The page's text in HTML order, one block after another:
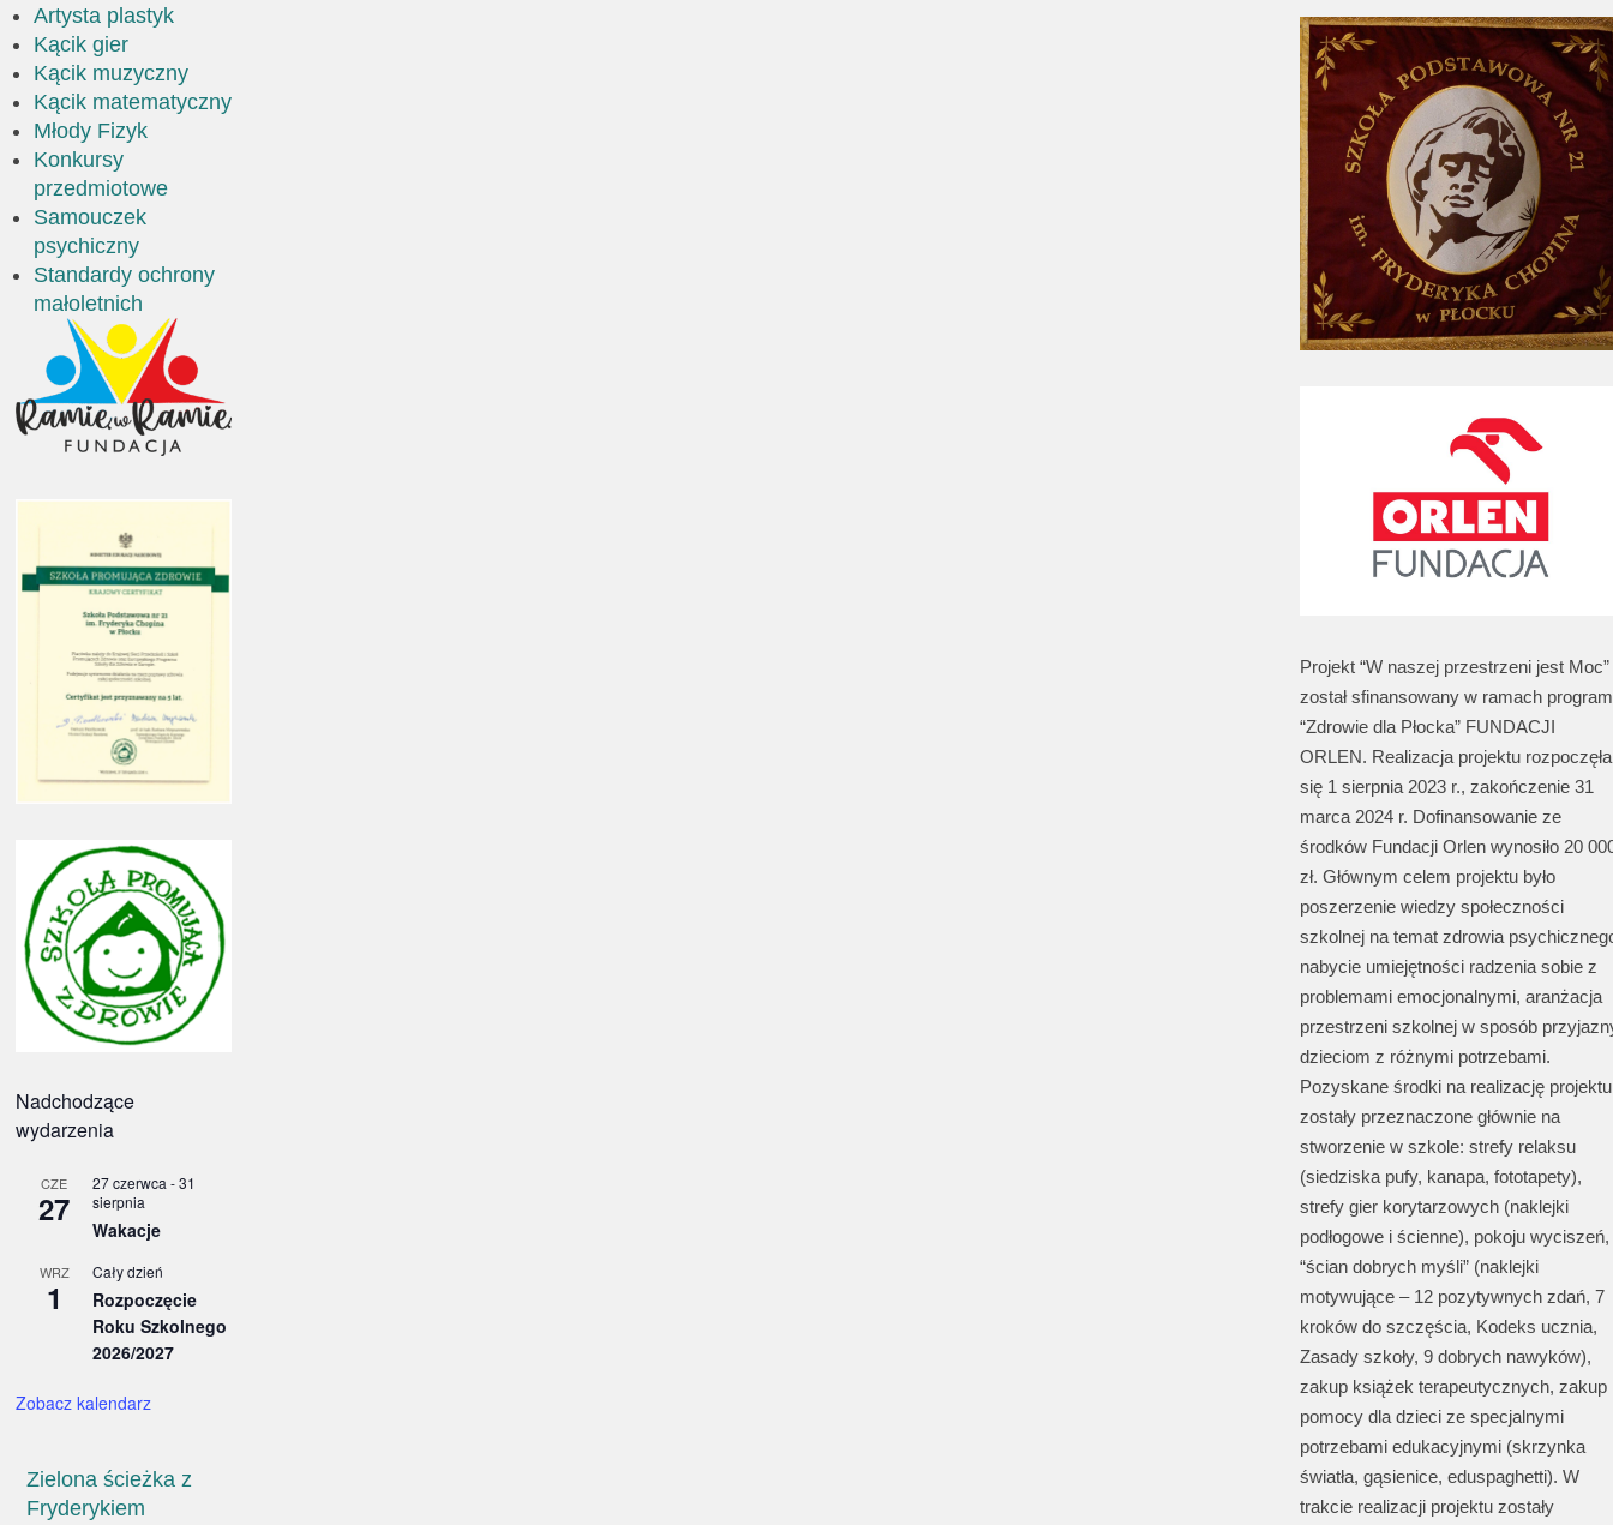
Artysta plastyk
Kącik gier
Kącik muzyczny
Kącik matematyczny
Młody Fizyk
Konkursy
przedmiotowe
Samouczek
psychiczny
Standardy ochrony
małoletnich
Nadchodzące
wydarzenia
CZE
27
27 czerwca -31
sierpnia
Wakacje
WRZ
1
Cały dzień
Rozpoczęcie
Roku Szkolnego
2026/2027
Zobacz kalendarz
Zielona ścieżka z
Fryderykiem
Projekt “W naszej przestrzeni jest Moc”
został sfinansowany w ramach
“Zdrowie dla Płocka” FUNDACJI
ORLEN. Realizacja projektu rozpoczęła
się 1 sierpnia 2023 r., zakończenie 31
marca 2024 r. Dofinansowanie ze
środków Fundacji Orlen wynosiło 20
zł. Głównym celem projektu było
poszerzenie wiedzy społeczności
szkolnej na temat zdrowia
nabycie umiejętności radzenia sobie z
problemami emocjonalnymi, aranżacja
przestrzeni szkolnej w sposób
dzieciom z różnymi potrzebami.
Pozyskane środki na realizację projektu
zostały przeznaczone głównie na
stworzenie w szkole: strefy relaksu
(siedziska pufy, kanapa, fototapety),
strefy gier korytarzowych (naklejki
podłogowe i ścienne), pokoju wyciszeń,
“ścian dobrych myśli” (naklejki
motywujące – 12 pozytywnych zdań, 7
kroków do szczęścia, Kodeks ucznia,
Zasady szkoły, 9 dobrych nawyków),
zakup książek terapeutycznych, zakup
pomocy dla dzieci ze specjalnymi
potrzebami edukacyjnymi (skrzynka
światła, gąsienice, eduspaghetti). W
trakcie realizacji projektu zostały